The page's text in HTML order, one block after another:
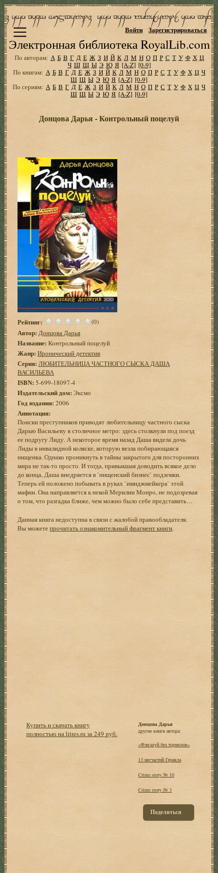
Электронная библиотека RoyalLib.com
Войти Зарегистрироваться
По авторам: А Б В Г Д Е Ж З И Й К Л М Н О П Р С Т У Ф Х Ц
Ч Ш Щ Ы Э Ю Я [A-Z] [0-9]
По книгам: А Б В Г Д Е Ж З И Й К Л М Н О П Р С Т У Ф Х Ц Ч
Ш Щ Ы Э Ю Я [A-Z] [0-9]
По сериям: А Б В Г Д Е Ж З И Й К Л М Н О П Р С Т У Ф Х Ц Ч
Ш Щ Ы Э Ю Я [A-Z] [0-9]
Донцова Дарья - Контрольный поцелуй
Рейтинг: (0)
Автор: Донцова Дарья
Название: Контрольный поцелуй
Жанр: Иронический детектив
Серия: ЛЮБИТЕЛЬНИЦА ЧАСТНОГО СЫСКА ДАША
ВАСИЛЬЕВА
ISBN: 5-699-18097-4
Издательский дом: Эксмо
Год издания: 2006
Аннотация:
Поиски преступников приводят любительницу частного сыска
Дарью Васильеву в столичное метро: здесь столкнули под поезд
ее подругу Лиду. А некоторое время назад Даша видела дочь
Лиды в инвалидной коляске, которую везла побирающаяся
нищенка. Однако проникнуть в тайны закрытого для посторонних
мира не так-то просто. И тогда, привыкшая доводить всякое дело
до конца, Даша внедряется в `нищенский бизнес` подземки.
Теперь ей положено побывать в руках `имиджмейкера` этой
мафии. Она направляется к некой Мерилин Монро, не подозревая
о том, что разгадка ближе, чем можно было себе представить…
Данная книга недоступна в связи с жалобой правообладателя.
Вы можетепрочитать ознакомительный фрагмент книги.
Купить и скачать книгу
полностью на litres.ru за 249 руб.
Донцова Дарья
другие книги автора:
«Фэн-шуй без тормозов»
13 несчастий Геракла
Crime story № 10
Crime story № 3
Поделиться